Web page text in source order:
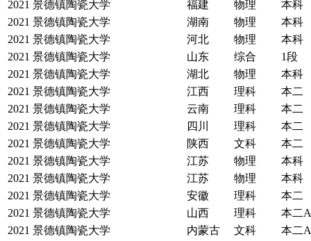
2021 景德镇陶瓷大学 福建 物理
本科
2021 景德镇陶瓷大学 湖南 物理
本科
2021 景德镇陶瓷大学 河北 物理
本科
2021 景德镇陶瓷大学 山东 综合
1段
2021 景德镇陶瓷大学 湖北 物理
本科
2021 景德镇陶瓷大学 江西 理科
本二
2021 景德镇陶瓷大学 云南 理科
本二
2021 景德镇陶瓷大学 四川 理科
本二
2021 景德镇陶瓷大学 陕西 文科
本二
2021 景德镇陶瓷大学 江苏 物理
本科
2021 景德镇陶瓷大学 江苏 物理
本科
2021 景德镇陶瓷大学 安徽 理科
本二
2021 景德镇陶瓷大学 山西 理科
本二A
2021 景德镇陶瓷大学 内蒙古 文科
本二A